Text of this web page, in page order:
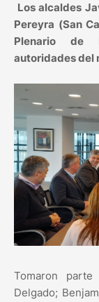
Los alcaldes
Pereyra (San
Plenario de
autoridades del
Tomaron
Delgado;